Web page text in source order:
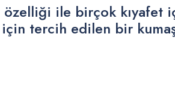
ile birçok kıyafet
tercih edilen bir